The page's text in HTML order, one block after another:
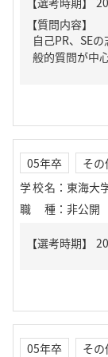
【質問内容】
自己PR、SE
般的質問が中心
05年卒 その
学校名 ： 東海大
職種 ： 非公開
05年卒 その